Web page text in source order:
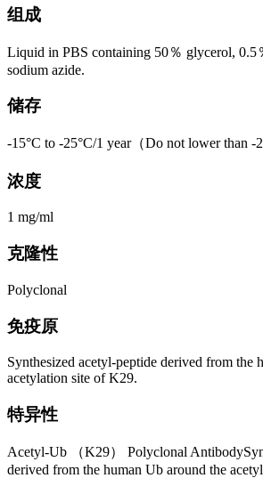
组成
Liquid in PBS containing 50％ glycerol, 0.5
sodium azide.
储存
-15°C to -25°C/1 year（Do not lower than -
浓度
1 mg/ml
克隆性
Polyclonal
免疫原
Synthesized acetyl-peptide derived from the
acetylation site of K29.
特异性
Acetyl-Ub （K29） Polyclonal
derived from the human Ub around the